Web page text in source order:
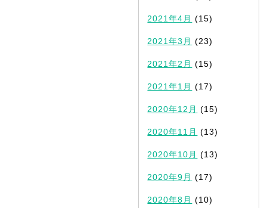
2021年4月 (15)
2021年3月 (23)
2021年2月 (15)
2021年1月 (17)
2020年12月 (15)
2020年11月 (13)
2020年10月 (13)
2020年9月 (17)
2020年8月 (10)